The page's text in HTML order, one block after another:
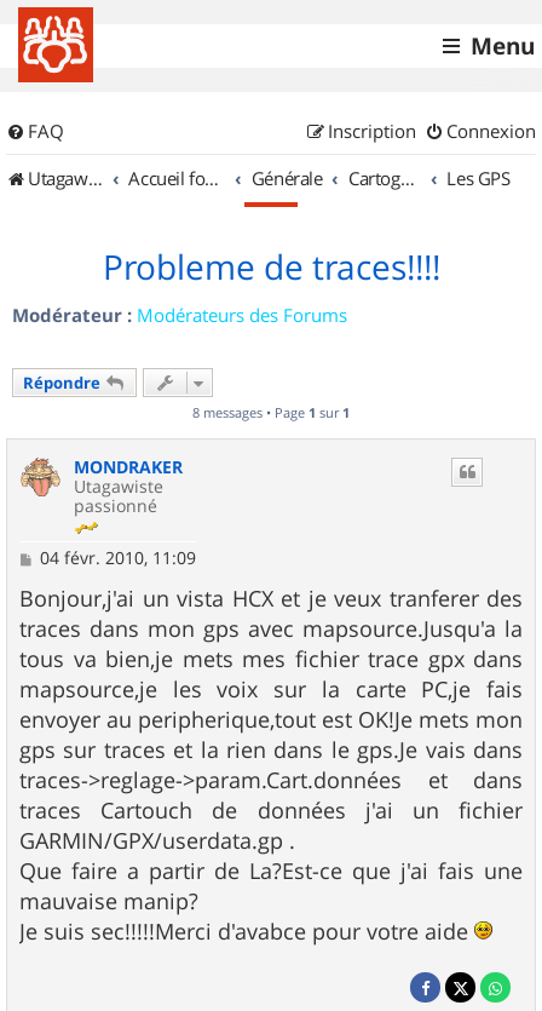
Menu
FAQ Connexion
Inscription
UtagawaVTT (Randos VTT et VTTAE avec traces GPS)
Accueil forum Générale Cartographie et GPS Les GPS
Probleme de traces!!!!
Modérateur : Modérateurs des Forums
Répondre
8 messages • Page 1 sur 1
MONDRAKER
Utagawiste
passionné
M
s
s
a
g
e
04 févr. 2010, 11:09
Bonjour,j'ai un vista HCX et je veux tranferer des
traces dans mon gps avec mapsource.Jusqu'a la
tous va bien,je mets mes fichier trace gpx dans
mapsource,je les voix sur la carte PC,je fais
envoyer au peripherique,tout est OK!Je mets mon
gps sur traces et la rien dans le gps.Je vais dans
traces->reglage->param.Cart.données et dans
traces Cartouch de données j'ai un fichier
GARMIN/GPX/userdata.gp .
Que faire a partir de La?Est-ce que j'ai fais une
mauvaise manip?
Je suis sec!!!!!Merci d'avabce pour votre aide